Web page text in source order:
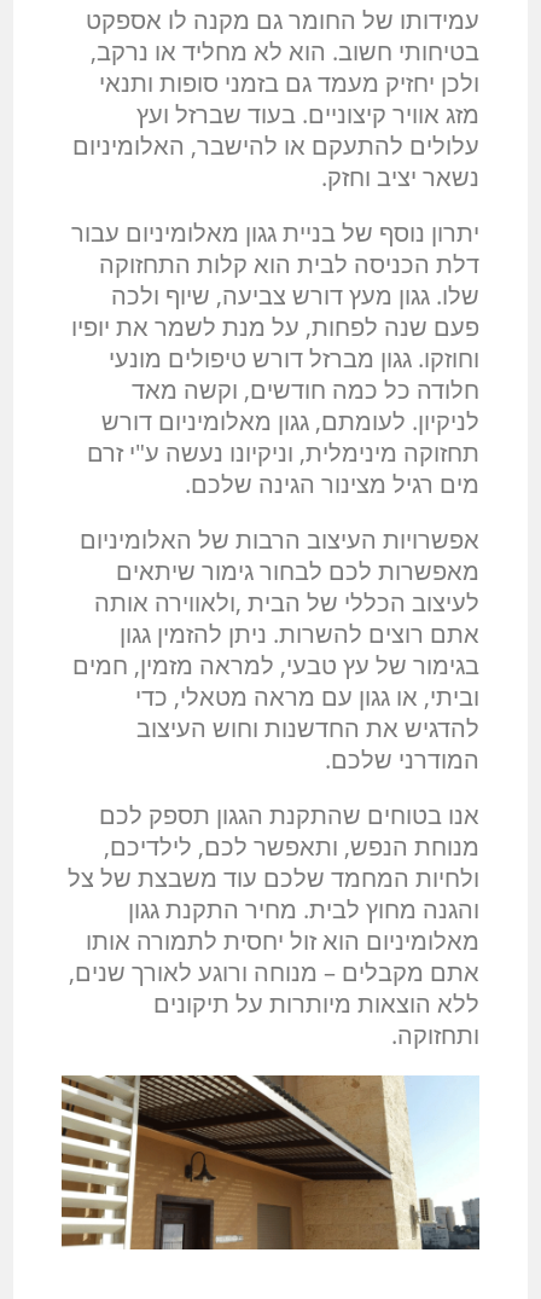
עמידותו של החומר גם מקנה לו אספקט
בטיחותי חשוב. הוא לא מחליד או נרקב,
ולכן יחזיק מעמד גם בזמני סופות ותנאי
מזג אוויר קיצוניים. בעוד שברזל ועץ
עלולים להתעקם או להישבר, האלומיניום
נשאר יציב וחזק.
יתרון נוסף של בניית גגון מאלומיניום עבור
דלת הכניסה לבית הוא קלות התחזוקה
שלו. גגון מעץ דורש צביעה, שיוף ולכה
פעם שנה לפחות, על מנת לשמר את יופיו
וחוזקו. גגון מברזל דורש טיפולים מונעי
חלודה כל כמה חודשים, וקשה מאד
לניקיון. לעומתם, גגון מאלומיניום דורש
תחזוקה מינימלית, וניקיונו נעשה ע"י זרם
מים רגיל מצינור הגינה שלכם.
אפשרויות העיצוב הרבות של האלומיניום
מאפשרות לכם לבחור גימור שיתאים
לעיצוב הכללי של הבית ,ולאווירה אותה
אתם רוצים להשרות. ניתן להזמין גגון
בגימור של עץ טבעי, למראה מזמין, חמים
וביתי, או גגון עם מראה מטאלי, כדי
להדגיש את החדשנות וחוש העיצוב
המודרני שלכם.
אנו בטוחים שהתקנת הגגון תספק לכם
מנוחת הנפש, ותאפשר לכם, לילדיכם,
ולחיות המחמד שלכם עוד משבצת של צל
והגנה מחוץ לבית. מחיר התקנת גגון
מאלומיניום הוא זול יחסית לתמורה אותו
אתם מקבלים – מנוחה ורוגע לאורך שנים,
ללא הוצאות מיותרות על תיקונים
ותחזוקה.